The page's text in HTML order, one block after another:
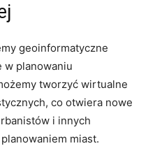
geoinformatyczne
w planowaniu
tworzyć wirtualne
co otwiera nowe
i innych
miast.